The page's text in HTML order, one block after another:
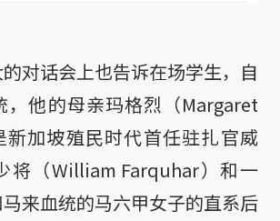
对话会上也告诉在场学生，自
，他的母亲玛格烈（Margaret
加坡殖民时代首任驻扎官威
（William Farquhar）和一
来血统的马六甲女子的直系后